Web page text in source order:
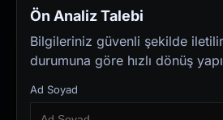
Ön Analiz Talebi
Bilgileriniz güvenli şekilde
durumuna göre hızlı dönüş
Ad Soyad